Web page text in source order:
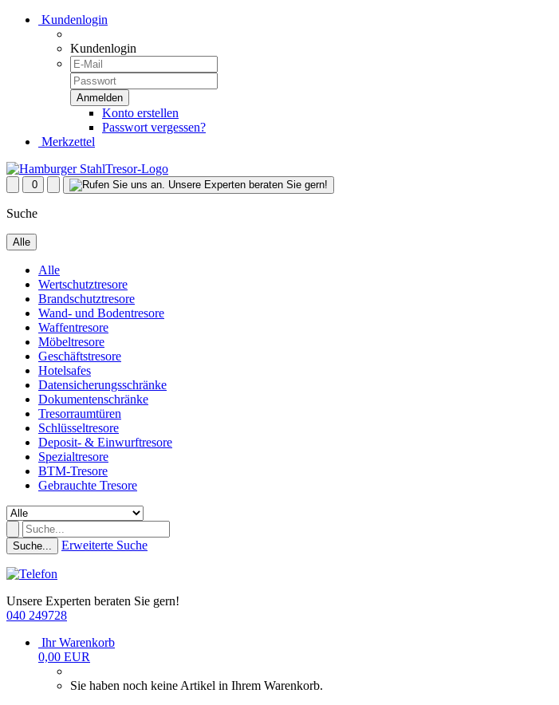
Kundenlogin
Kundenlogin
Konto erstellen
Passwort vergessen?
Merkzettel
0
Suche
Alle
Alle
Wertschutztresore
Brandschutztresore
Wand- und Bodentresore
Waffentresore
Möbeltresore
Geschäftstresore
Hotelsafes
Datensicherungsschränke
Dokumentenschränke
Tresorraumtüren
Schlüsseltresore
Deposit- & Einwurftresore
Spezialtresore
BTM-Tresore
Gebrauchte Tresore
Suche... Erweiterte Suche
Unsere Experten beraten Sie gern!
040 249728
Ihr Warenkorb
0,00 EUR
Sie haben noch keine Artikel in Ihrem Warenkorb.